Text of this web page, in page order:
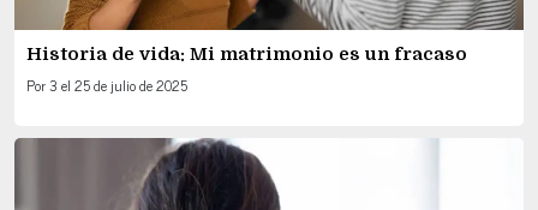
Historia de vida: Mi matrimonio es un fracaso
Por3 el 25 de julio de 2025